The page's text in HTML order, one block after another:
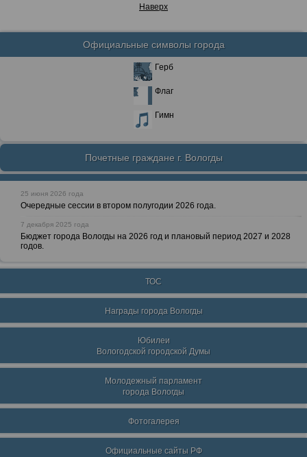
Наверх
Официальные символы города
Герб
Флаг
Гимн
Почетные граждане г. Вологды
25 июня 2026 года
Очередные сессии в втором полугодии 2026 года.
7 декабря 2025 года
Бюджет города Вологды на 2026 год и плановый период 2027 и 2028
годов.
ТОС
Награды города Вологды
Юбилеи
Вологодской городской Думы
Молодежный парламент
города Вологды
Фотогалерея
Официальные сайты РФ